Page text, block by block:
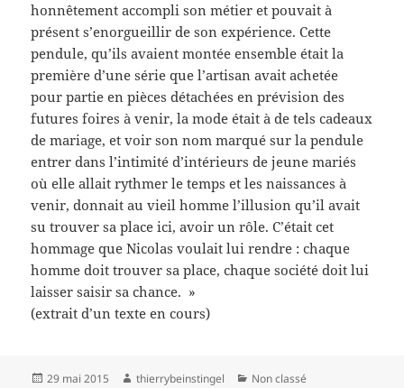
honnêtement accompli son métier et pouvait à
présent s’enorgueillir de son expérience. Cette
pendule, qu’ils avaient montée ensemble était la
première d’une série que l’artisan avait achetée
pour partie en pièces détachées en prévision des
futures foires à venir, la mode était à de tels cadeaux
de mariage, et voir son nom marqué sur la pendule
entrer dans l’intimité d’intérieurs de jeune mariés
où elle allait rythmer le temps et les naissances à
venir, donnait au vieil homme l’illusion qu’il avait
su trouver sa place ici, avoir un rôle. C’était cet
hommage que Nicolas voulait lui rendre : chaque
homme doit trouver sa place, chaque société doit lui
laisser saisir sa chance. »
(extrait d’un texte en cours)
Publié
29 mai 2015 Auteur
thierrybeinstingel Catégories
Non classé